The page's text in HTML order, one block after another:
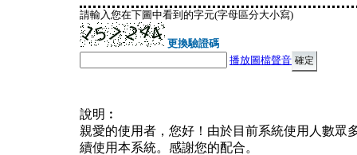
請輸入您在下圖中看到的字元(字母區分大小寫)
更換驗證碼
播放圖檔聲音
說明︰
親愛的使用者，您好！由於目前系統使用人數眾
續使用本系統。感謝您的配合。